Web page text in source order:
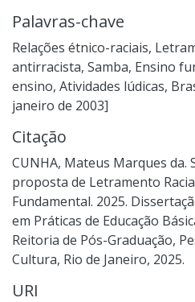
Palavras-chave
Relações étnico-raciais,
antirracista, Samba, Ensino
ensino, Atividades lúdicas,
janeiro de 2003]
Citação
CUNHA, Mateus Marques da.
proposta de Letramento
Fundamental. 2025.
em Práticas de Educação
Reitoria de Pós-Graduação,
Cultura, Rio de Janeiro, 2025.
URI